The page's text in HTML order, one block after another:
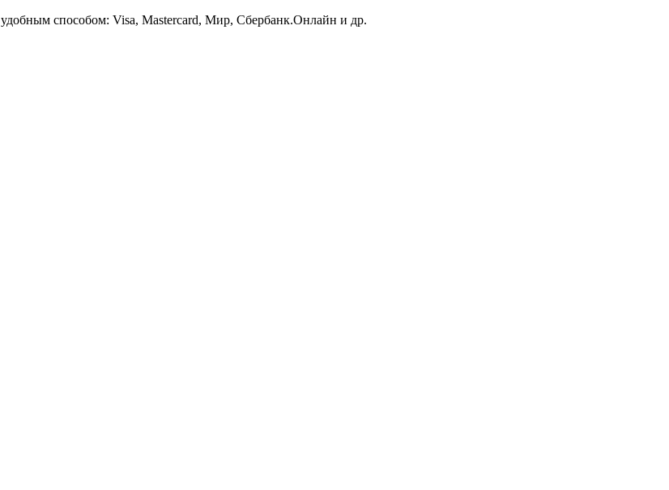
удобным способом: Visa, Mastercard, Мир, Сбербанк.Онлайн и др.